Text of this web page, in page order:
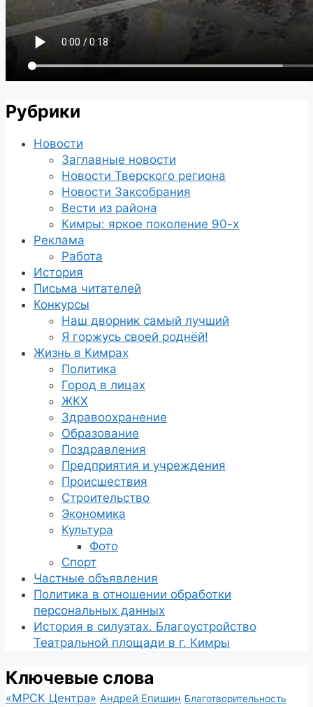
Рубрики
Новости
Заглавные новости
Новости Тверского региона
Новости Заксобрания
Вести из района
Кимры: яркое поколение 90-х
Реклама
Работа
История
Письма читателей
Конкурсы
Наш дворник самый лучший
Я горжусь своей роднёй!
Жизнь в Кимрах
Политика
Город в лицах
ЖКХ
Здравоохранение
Образование
Поздравления
Предприятия и учреждения
Происшествия
Строительство
Экономика
Культура
Фото
Спорт
Частные объявления
Политика в отношении обработки
персональных данных
История в силуэтах. Благоустройство
Театральной площади в г. Кимры
Ключевые слова
«МРСК Центра» Андрей Епишин Благотворительность